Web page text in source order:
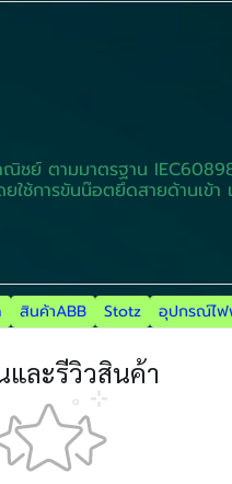
ณิชย์ ตามมาตรฐาน
ารขันน๊อตยึดสายด้านเข้า
สินค้าABB Stotz อุปกรณ์ไฟ
ละรีวิวสินค้า